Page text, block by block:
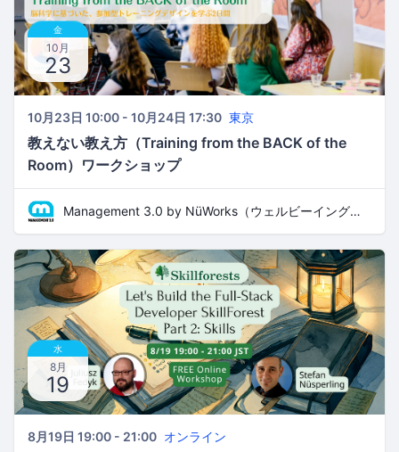
金
10月
23
10月23日 10:00 - 10月24日 17:30 東京
教えない教え方（Training from the BACK of the
Room）ワークショップ
Management 3.0 by NüWorks（ウェルビーイング・リーダーシップ）
水
8月
19
8月19日 19:00 - 21:00 オンライン